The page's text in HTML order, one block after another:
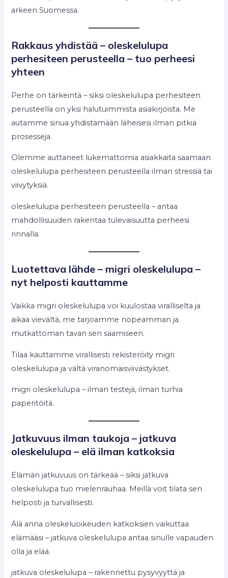
arkeen Suomessa.
Rakkaus yhdistää – oleskelulupa
perhesiteen perusteella – tuo perheesi
yhteen
Perhe on tärkeintä – siksi oleskelulupa perhesiteen
perusteella on yksi halutuimmista asiakirjoista. Me
autamme sinua yhdistämään läheisesi ilman pitkiä
prosesseja.
Olemme auttaneet lukemattomia asiakkaita saamaan
oleskelulupa perhesiteen perusteella ilman stressiä tai
viivytyksiä.
oleskelulupa perhesiteen perusteella – antaa
mahdollisuuden rakentaa tulevaisuutta perheesi
rinnalla.
Luotettava lähde – migri oleskelulupa –
nyt helposti kauttamme
Vaikka migri oleskelulupa voi kuulostaa viralliselta ja
aikaa vievältä, me tarjoamme nopeamman ja
mutkattoman tavan sen saamiseen.
Tilaa kauttamme virallisesti rekisteröity migri
oleskelulupa ja vältä viranomaisviivästykset.
migri oleskelulupa – ilman testejä, ilman turhia
paperitöitä.
Jatkuvuus ilman taukoja – jatkuva
oleskelulupa – elä ilman katkoksia
Elämän jatkuvuus on tärkeää – siksi jatkuva
oleskelulupa tuo mielenrauhaa. Meillä voit tilata sen
helposti ja turvallisesti.
Älä anna oleskeluoikeuden katkoksien vaikuttaa
elämääsi – jatkuva oleskelulupa antaa sinulle vapauden
olla ja elää.
jatkuva oleskelulupa – rakennettu pysyvyyttä ja